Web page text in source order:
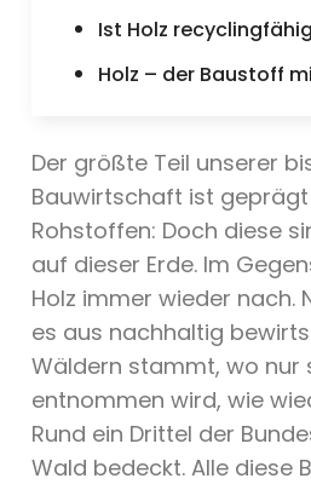
Ist Holz
Holz – der Baustoff
Der größte Teil unserer
Bauwirtschaft ist
Rohstoffen: Doch diese
auf dieser Erde. Im
Holz immer wieder nach.
es aus nachhaltig
Wäldern stammt, wo nur
entnommen wird, wie
Rund ein Drittel der
Wald bedeckt. Alle diese